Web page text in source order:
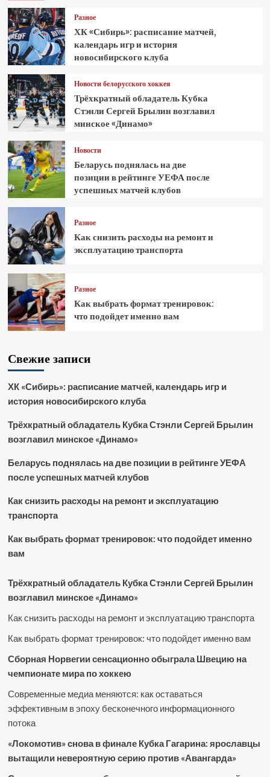
Разное
ХК «Сибирь»: расписание матчей,
календарь игр и история
новосибирского клуба
Новости белорусского хоккея
Трёхкратный обладатель Кубка
Стэнли Сергей Брылин возглавил
минское «Динамо»
Новости
Беларусь поднялась на две
позиции в рейтинге УЕФА после
успешных матчей клубов
Разное
Как снизить расходы на ремонт и
эксплуатацию транспорта
Разное
Как выбрать формат тренировок:
что подойдет именно вам
Свежие записи
ХК «Сибирь»: расписание матчей, календарь игр и
история новосибирского клуба
Трёхкратный обладатель Кубка Стэнли Сергей Брылин
возглавил минское «Динамо»
Беларусь поднялась на две позиции в рейтинге УЕФА
после успешных матчей клубов
Как снизить расходы на ремонт и эксплуатацию
транспорта
Как выбрать формат тренировок: что подойдет именно
вам
Трёхкратный обладатель Кубка Стэнли Сергей Брылин
возглавил минское «Динамо»
Как снизить расходы на ремонт и эксплуатацию транспорта
Как выбрать формат тренировок: что подойдет именно вам
Сборная Норвегии сенсационно обыграла Швецию на
чемпионате мира по хоккею
Современные медиа меняются: как оставаться
эффективным в эпоху бесконечного информационного
потока
«Локомотив» снова в финале Кубка Гагарина: ярославцы
вытащили невероятную серию против «Авангарда»